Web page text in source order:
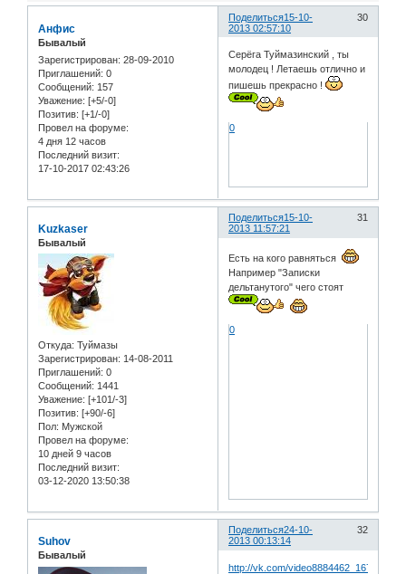
Поделиться 30
15-10-
2013 02:57:10
Анфис
Бывалый
Зарегистрирован: 28-09-2010
Приглашений: 0
Сообщений: 157
Уважение: [+5/-0]
Позитив: [+1/-0]
Провел на форуме:
4 дня 12 часов
Последний визит:
17-10-2017 02:43:26
Серёга Туймазинский , ты
молодец ! Летаешь отлично и
пишешь прекрасно !
0
Поделиться 31
15-10-
2013 11:57:21
Kuzkaser
Бывалый
Откуда: Туймазы
Зарегистрирован: 14-08-2011
Приглашений: 0
Сообщений: 1441
Уважение: [+101/-3]
Позитив: [+90/-6]
Пол: Мужской
Провел на форуме:
10 дней 9 часов
Последний визит:
03-12-2020 13:50:38
Есть на кого равняться
Например "Записки
дельтанутого" чего стоят
0
Поделиться 32
24-10-
2013 00:13:14
Suhov
Бывалый
http://vk.com/video8884462_167051605